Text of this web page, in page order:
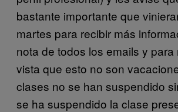
bastante importante que
martes para recibir más
nota de todos los emails y para
vista que esto no son
clases no se han suspendido
se ha suspendido la clase